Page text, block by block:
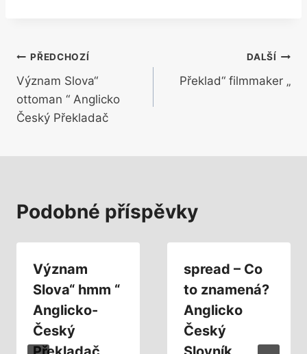
Navigace
pro
příspěvek
PŘEDCHOZÍ
Význam Slova“
ottoman “ Anglicko
Český Překladač
DALŠÍ
Překlad“ filmmaker „
Podobné příspěvky
Význam
Slova“ hmm “
Anglicko-
Český
spread – Co
to znamená?
Anglicko
Český